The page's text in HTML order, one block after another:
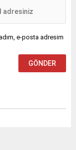
e-posta adresim